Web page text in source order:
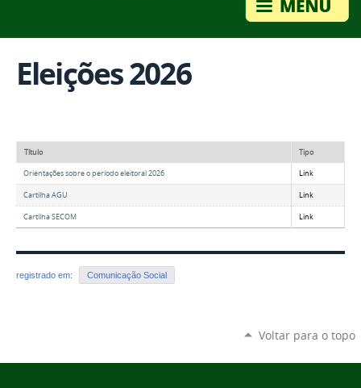
Eleições 2026
Título Tipo
Orientações sobre o período eleitoral 2026 Link
Cartilha AGU Link
Cartilha SECOM Link
registrado em: Comunicação Social
Voltar para o topo